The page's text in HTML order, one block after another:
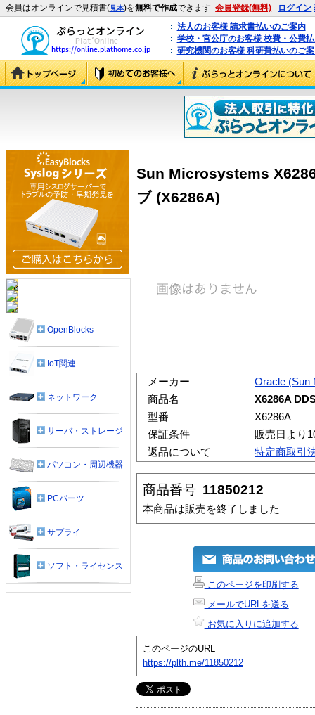
会員はオンラインで見積書(見本)を無料で作成できます 会員登録(無料) ログイン
法人のお客様 請求書払いのご案内
学校・官公庁のお客様 校費・公費
研究機関のお客様 科研費払いのご
Sun Microsystems
ブ (X6286A)
メーカー
Oracle (Sun
商品名
X6286A
型番
X6286A
保証条件
販売日より
返品について
特定商取引
商品番号 11850212
本商品は販売を終了しました
このページを印刷する
メールでURLを送る
お気に入りに追加する
このページのURL
https://plth.me/11850212
OpenBlocks
IoT関連
ネットワーク
サーバ・ストレージ
パソコン・周辺機器
PCパーツ
サプライ
ソフト・ライセンス